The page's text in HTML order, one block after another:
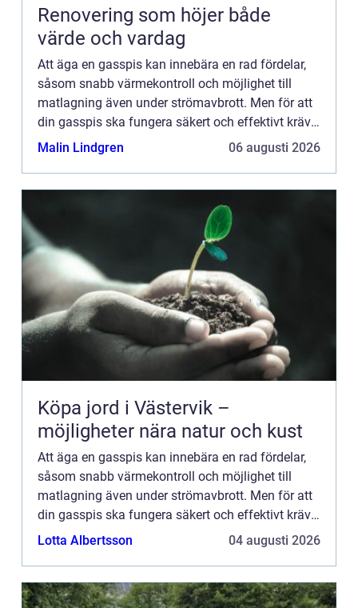
Renovering som höjer både
värde och vardag
Att äga en gasspis kan innebära en rad fördelar,
såsom snabb värmekontroll och möjlighet till
matlagning även under strömavbrott. Men för att
din gasspis ska fungera säkert och effektivt krävs
regelbunden service. I Stockholm finns en mängd
Malin Lindgren 06 augusti 2026
Köpa jord i Västervik –
möjligheter nära natur och kust
Att äga en gasspis kan innebära en rad fördelar,
såsom snabb värmekontroll och möjlighet till
matlagning även under strömavbrott. Men för att
din gasspis ska fungera säkert och effektivt krävs
regelbunden service. I Stockholm finns en mängd
Lotta Albertsson 04 augusti 2026